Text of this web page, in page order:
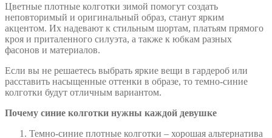
Цветные плотные колготки зимой помогут создать
неповторимый и оригинальный образ, станут ярким
акцентом. Их надевают к стильным шортам, платьям прямого
кроя и приталенного силуэта, а также к юбкам разных
фасонов и материалов.
Если вы не решаетесь выбрать яркие вещи в гардероб или
расставить насыщенные оттенки в образе, то темно-синие
колготки будут отличным вариантом.
Почему синие колготки нужны каждой девушке
Темно-синие плотные колготки – хорошая альтернатива